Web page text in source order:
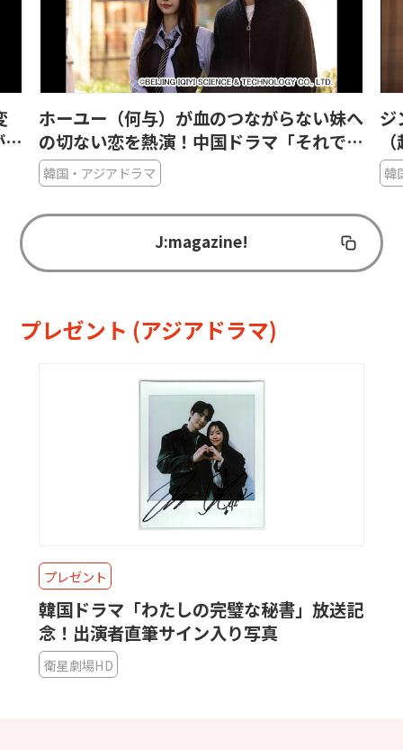
ホーユー（何与）が血のつながらない妹へ
の切ない恋を熱演！中国ドラマ「それで
も、恋をするには近すぎる」の魅力
韓国・アジアドラマ
ジ
ヒ
韓
J:magazine!
プレゼント (アジアドラマ)
プレゼント
韓国ドラマ「わたしの完璧な秘書」放送記
念！出演者直筆サイン入り写真
衛星劇場HD